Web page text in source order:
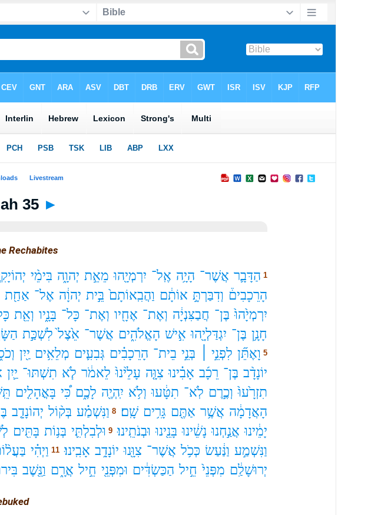
35 ►
Rechabites
1 הַדָּבָ֛ר אֲשֶׁר־ הָיָ֥ה אֶֽל־ יִרְמְיָ֖הוּ מֵאֵ֣ת יְהוָ֑ה בִּימֵ֨י
הָרֵכָבִים֒ וְדִבַּרְתָּ֣ אוֹתָ֔ם וַהֲבִֽאוֹתָם֙ בֵּ֣ית יְהוָ֔ה אֶל־ אַחַ֖ת
יִרְמְיָ֙הוּ֙ בֶּן־ חֲבַצִּנְיָ֔ה וְאֶת־ אֶחָ֖יו וְאֶת־ כָּל־ בָּנָ֑יו וְאֵ֖ת
חָנָ֥ן בֶּן־ יִגְדַּלְיָ֖הוּ אִ֣ישׁ הָאֱלֹהִ֑ים אֲשֶׁר־ אֵ֙צֶל֙ לִשְׁכַּ֣ת
5 וָאֶתֵּ֞ן לִפְנֵ֣י ׀ בְּנֵ֣י בֵית־ הָרֵכָבִ֗ים גְּבִעִ֛ים מְלֵאִ֥ים יַ֖יִן
יוֹנָדָ֨ב בֶּן־ רֵכָ֜ב אָבִ֗ינוּ צִוָּ֤ה עָלֵ֙ינוּ֙ לֵאמֹ֔ר לֹ֧א תִשְׁתּוּ־ יַ֛יִן
תִזְרָ֙עוּ֙ וְכֶ֣רֶם לֹֽא־ תִטָּ֔עוּ וְלֹ֥א יִֽהְיֶ֖ה לָכֶ֑ם כִּ֠י בָּאֳהָלִ֤ים
הָאֲדָמָ֔ה אֲשֶׁ֥ר אַתֶּ֖ם גָּרִ֥ים שָֽׁם׃ 8 וַנִּשְׁמַ֗ע בְּק֨וֹל יְהוֹנָדָ֤ב
יָמֵ֔ינוּ אֲנַ֣חְנוּ נָשֵׁ֔ינוּ בָּנֵ֖ינוּ וּבְנֹתֵֽינוּ׃ 9 וּלְבִלְתִּ֛י בְּנ֥וֹת בָּתִּ֖ים
וַנִּשְׁמַ֣ע וַנַּ֔עַשׂ כְּכֹ֥ל אֲשֶׁר־ צִוָּ֖נוּ יוֹנָדָ֥ב אָבִֽינוּ׃ 11 וַיְהִ֗י
יְרוּשָׁלִַ֔ם מִפְּנֵי֙ חֵ֣יל הַכַּשְׂדִּ֔ים וּמִפְּנֵ֖י חֵ֣יל אֲרָ֑ם וַנֵּ֖שֶׁב